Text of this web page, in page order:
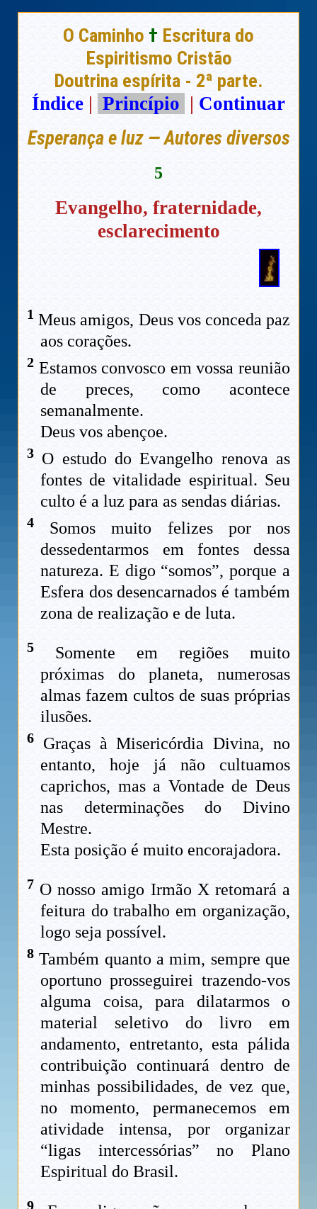
O Caminho † Escritura do
Espiritismo Cristão
Doutrina espírita - 2ª parte.
Índice | Princípio | Continuar
Esperança e luz — Autores diversos
5
Evangelho, fraternidade,
esclarecimento
1 Meus amigos, Deus vos conceda paz
aos corações.
2 Estamos convosco em vossa reunião
de preces, como acontece
semanalmente.
Deus vos abençoe.
3 O estudo do Evangelho renova as
fontes de vitalidade espiritual. Seu
culto é a luz para as sendas diárias.
4 Somos muito felizes por nos
dessedentarmos em fontes dessa
natureza. E digo “somos”, porque a
Esfera dos desencarnados é também
zona de realização e de luta.
5 Somente em regiões muito
próximas do planeta, numerosas
almas fazem cultos de suas próprias
ilusões.
6 Graças à Misericórdia Divina, no
entanto, hoje já não cultuamos
caprichos, mas a Vontade de Deus
nas determinações do Divino
Mestre.
Esta posição é muito encorajadora.
7 O nosso amigo Irmão X retomará a
feitura do trabalho em organização,
logo seja possível.
8 Também quanto a mim, sempre que
oportuno prosseguirei trazendo-vos
alguma coisa, para dilatarmos o
material seletivo do livro em
andamento, entretanto, esta pálida
contribuição continuará dentro de
minhas possibilidades, de vez que,
no momento, permanecemos em
atividade intensa, por organizar
“ligas intercessórias” no Plano
Espiritual do Brasil.
9